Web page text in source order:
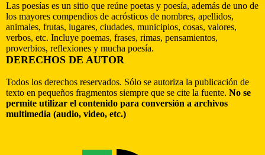
Las poesías es un sitio que reúne poetas y poesía, además de uno de
los mayores compendios de acrósticos de nombres, apellidos,
animales, frutas, lugares, ciudades, municipios, cosas, valores,
verbos, etc. Incluye poemas, frases, rimas, pensamientos,
proverbios, reflexiones y mucha poesía.
DERECHOS DE AUTOR
Todos los derechos reservados. Sólo se autoriza la publicación de
texto en pequeños fragmentos siempre que se cite la fuente. No se
permite utilizar el contenido para conversión a archivos
multimedia (audio, video, etc.)